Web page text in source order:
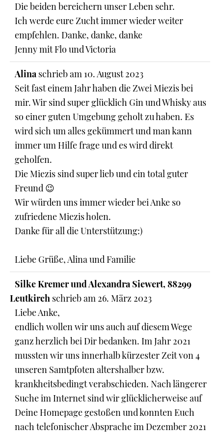
Die beiden bereichern unser Leben sehr.
Ich werde eure Zucht immer wieder weiter
empfehlen. Danke, danke, danke
Jenny mit Flo und Victoria
Alina schrieb am 10. August 2023
Seit fast einem Jahr haben die Zwei Miezis bei
mir. Wir sind super glücklich Gin und Whisky aus
so einer guten Umgebung geholt zu haben. Es
wird sich um alles gekümmert und man kann
immer um Hilfe frage und es wird direkt
geholfen.
Die Miezis sind super lieb und ein total guter
Freund 😉
Wir würden uns immer wieder bei Anke so
zufriedene Miezis holen.
Danke für all die Unterstützung:)
Liebe Grüße, Alina und Familie
Silke Kremer und Alexandra Siewert, 88299
Leutkirch schrieb am 26. März 2023
Liebe Anke,
endlich wollen wir uns auch auf diesem Wege
ganz herzlich bei Dir bedanken. Im Jahr 2021
mussten wir uns innerhalb kürzester Zeit von 4
unseren Samtpfoten altershalber bzw.
krankheitsbedingt verabschieden. Nach längerer
Suche im Internet sind wir glücklicherweise auf
Deine Homepage gestoßen und konnten Euch
nach telefonischer Absprache im Dezember 2021